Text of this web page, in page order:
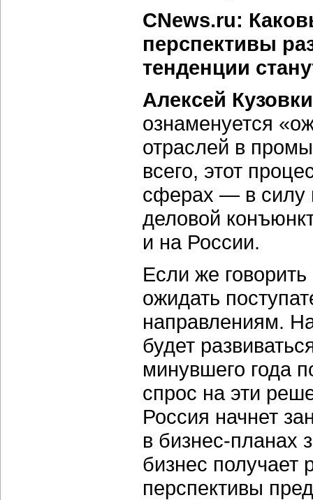
CNews.ru:
перспективы
тенденции
Алексей
ознаменуется
отраслей в
всего, этот
сферах — в силу
деловой
и на России.
Если же
ожидать
направлениям.
будет
минувшего года
спрос на эти
Россия начнет
в бизнес-планах
бизнес
перспективы